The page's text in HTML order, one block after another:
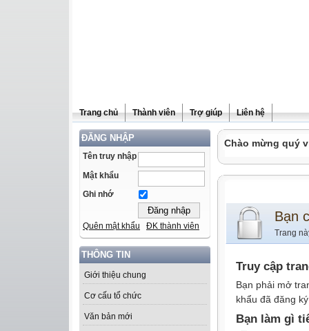
Trang chủ Thành viên Trợ giúp Liên hệ
ĐĂNG NHẬP
Tên truy nhập
Mật khẩu
Ghi nhớ
Quên mật khẩu ĐK thành viên
THÔNG TIN
Giới thiệu chung
Cơ cấu tổ chức
Văn bản mới
Chào mừng quý
Bạn
Trang
Truy cập
Bạn phải mở
khẩu đã đăng
Bạn làm gì